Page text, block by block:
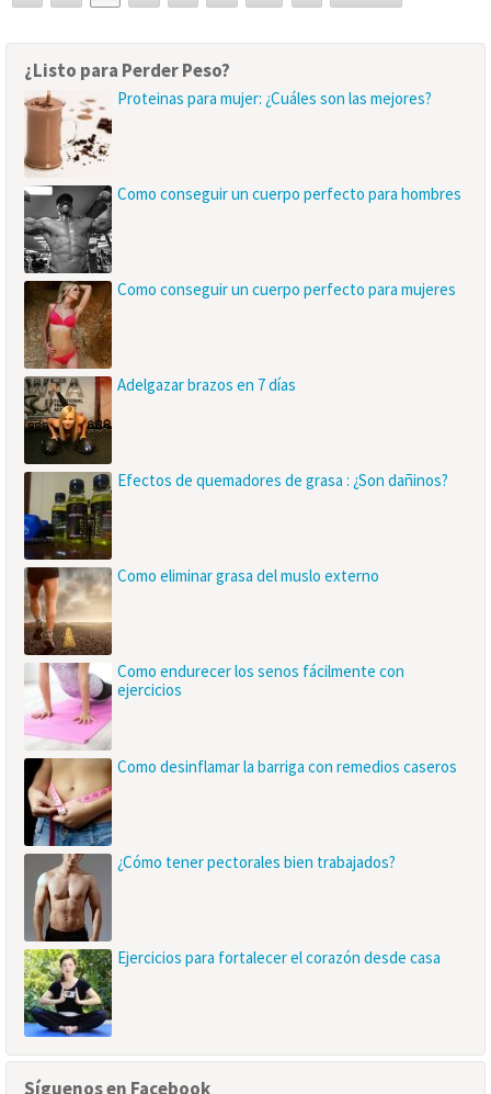
¿Listo para Perder Peso?
Proteinas para mujer: ¿Cuáles son las mejores?
Como conseguir un cuerpo perfecto para hombres
Como conseguir un cuerpo perfecto para mujeres
Adelgazar brazos en 7 días
Efectos de quemadores de grasa : ¿Son dañinos?
Como eliminar grasa del muslo externo
Como endurecer los senos fácilmente con
ejercicios
Como desinflamar la barriga con remedios caseros
¿Cómo tener pectorales bien trabajados?
Ejercicios para fortalecer el corazón desde casa
Síguenos en Facebook